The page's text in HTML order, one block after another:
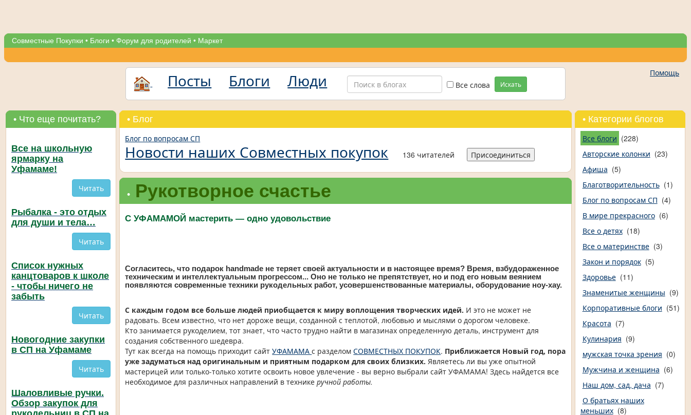
Совместные Покупки • Блоги • Форум для родителей • Маркет
Посты Блоги Люди Все слова Искать
Помощь
• Блог
Блог по вопросам СП
Новости наших Совместных покупок 136 читателей Присоединиться
• Рукотворное счастье
С УФАМАМОЙ мастерить — одно удовольствие
Согласитесь, что подарок handmade не теряет своей актуальности и в настоящее время? Время, взбудораженное
техническим и интеллектуальным прогрессом... Оно не только не препятствует, но и под его новым веянием
появляются современные техники рукодельных работ, усовершенствованные материалы, оборудование ноу-хау.
С каждым годом все больше людей приобщается к миру воплощения творческих идей. И это не может не
радовать. Всем известно, что нет дороже вещи, созданной с теплотой, любовью и мыслями о дорогом человеке.
Кто занимается рукоделием, тот знает, что часто трудно найти в магазинах определенную деталь, инструмент для
создания собственного шедевра.
Тут как всегда на помощь приходит сайтУФАМАМАс разделомСОВМЕСТНЫХ ПОКУПОК. Приближается Новый год, пора
уже задуматься над оригинальным и приятным подарком для своих близких.Являетесь ли вы уже опытной
мастерицей или только-только хотите освоить новое увлечение - вы верно выбрали сайт УФАМАМА! Здесь найдется все
необходимое для различных направлений в техникеручной работы.
• Что еще почитать?
Все на школьную
ярмарку на
Уфамаме!
Читать
Рыбалка - это отдых
для души и тела…
Читать
Список нужных
канцтоваров к школе
- чтобы ничего не
забыть
Читать
Новогодние закупки
в СП на Уфамаме
Читать
Шаловливые ручки.
Обзор закупок для
• Категории блогов
Все блоги (228)
Авторские колонки (23)
Афиша (5)
Благотворительность (1)
Блог по вопросам СП (4)
В мире прекрасного (6)
Все о детях (18)
Все о материнстве (3)
Закон и порядок (5)
Здоровье (11)
Знаменитые женщины (9)
Корпоративные блоги (51)
Красота (7)
Кулинария (9)
мужская точка зрения (0)
Мужчина и женщина (6)
Наш дом, сад, дача (7)
О братьях наших
меньших (8)